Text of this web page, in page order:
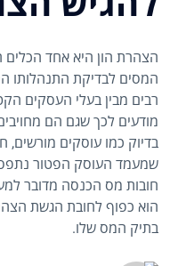
הצהרת הון היא אחד
המסים לבדיקת התנהלותו
רבים מבין בעלי העסקים
מודעים לכך שגם הם
בדיוק כמו עוסקים מורשים,
שמעמד העוסק הפטור נתפס
חובות מס הכנסה מדובר
הוא כפוף לחובת הגשת
בתיק המס שלו.